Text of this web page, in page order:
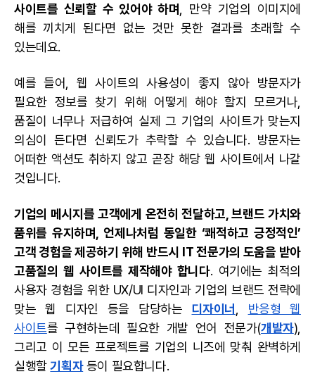
사이트를 신뢰할 수 있어야 하며 , 만약 기업의 이미지에
해를 끼치게 된다면 없는 것만 못한 결과를 초래할 수
있는데요.
예를 들어, 웹 사이트의 사용성이 좋지 않아 방문자가
필요한 정보를 찾기 위해 어떻게 해야 할지 모르거나,
품질이 너무나 저급하여 실제 그 기업의 사이트가 맞는지
의심이 든다면 신뢰도가 추락할 수 있습니다. 방문자는
어떠한 액션도 취하지 않고 곧장 해당 웹 사이트에서 나갈
것입니다.
기업의 메시지를 고객에게 온전히 전달하고, 브랜드 가치와
품위를 유지하며, 언제나처럼 동일한 ‘쾌적하고 긍정적인’
고객 경험을 제공하기 위해 반드시 IT 전문가의 도움을 받아
고품질의 웹 사이트를 제작해야 합니다. 여기에는 최적의
사용자 경험을 위한 UX/UI 디자인과 기업의 브랜드 전략에
맞는 웹 디자인 등을 담당하는 디자이너
반응형 웹
사이트를 구현하는데 필요한 개발 언어 전문가(개발자),
그리고 이 모든 프로젝트를 기업의 니즈에 맞춰 완벽하게
실행할기획자등이 필요합니다.